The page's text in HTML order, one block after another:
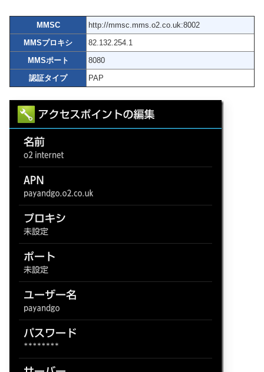
MMSC
http://mmsc.mms.o2.co.uk:8002
MMSプロキシ
82.132.254.1
MMSポート
8080
認証タイプ
PAP